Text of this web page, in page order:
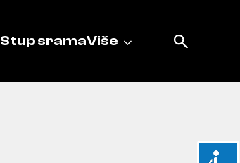
Stup sramaViše